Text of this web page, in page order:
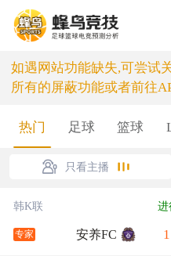
如遇网站功能缺失,可尝试
所有的屏蔽功能或者前往
热门 足球 篮球
只看主播
韩K联 进
专家 安养FC 1